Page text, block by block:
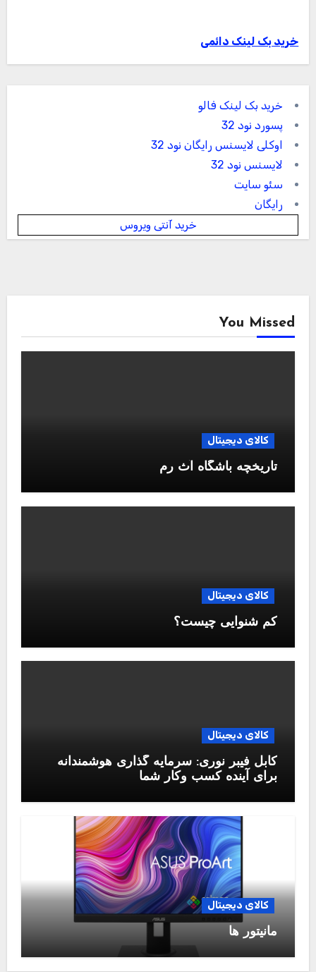
خرید بک لینک دائمی
خرید بک لینک فالو
پسورد نود 32
اوکلی لایسنس رایگان نود 32
لایسنس نود 32
سئو سایت
رایگان
خرید آنتی ویروس
You Missed
کالای دیجیتال
تاریخچه باشگاه آث رم
کالای دیجیتال
کم شنوایی چیست؟
کالای دیجیتال
کابل فیبر نوری: سرمایه گذاری هوشمندانه
برای آینده کسب وکار شما
کالای دیجیتال
مانیتور ها